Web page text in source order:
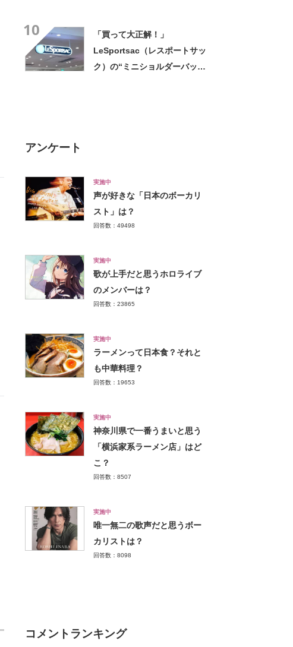
10
「買って大正解！」
LeSportsac（レスポートサッ
ク）の“ミニショルダーバッ
アンケート
実施中
声が好きな「日本のボーカリ
スト」は？
回答数：49498
実施中
歌が上手だと思うホロライブ
のメンバーは？
回答数：23865
実施中
ラーメンって日本食？それと
も中華料理？
回答数：19653
実施中
神奈川県で一番うまいと思う
「横浜家系ラーメン店」はど
こ？
回答数：8507
実施中
唯一無二の歌声だと思うボー
カリストは？
回答数：8098
コメントランキング